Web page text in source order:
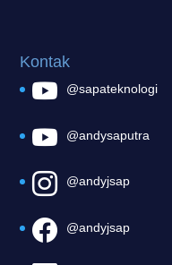
Kontak
@sapateknologi
@andysaputra
@andyjsap
@andyjsap